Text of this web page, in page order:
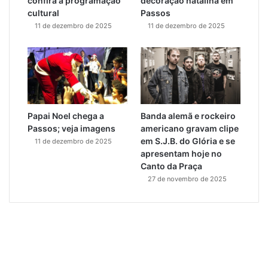
cultural
11 de dezembro de 2025
Passos
11 de dezembro de 2025
Papai Noel chega a
Passos; veja imagens
11 de dezembro de 2025
Banda alemã e rockeiro
americano gravam clipe
em S.J.B. do Glória e se
apresentam hoje no
Canto da Praça
27 de novembro de 2025